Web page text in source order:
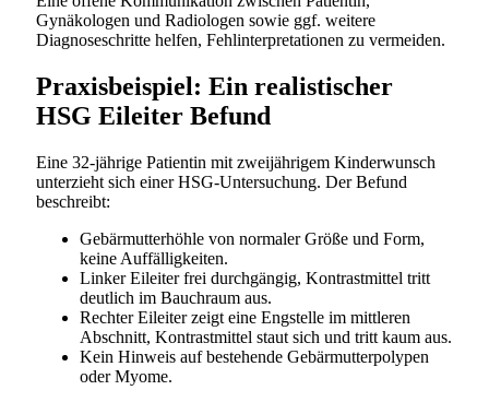
Gynäkologen und Radiologen sowie ggf. weitere
Diagnoseschritte helfen, Fehlinterpretationen zu vermeiden.
Praxisbeispiel: Ein realistischer
HSG Eileiter Befund
Eine 32-jährige Patientin mit zweijährigem Kinderwunsch
unterzieht sich einer HSG-Untersuchung. Der Befund
beschreibt:
Gebärmutterhöhle von normaler Größe und Form,
keine Auffälligkeiten.
Linker Eileiter frei durchgängig, Kontrastmittel tritt
deutlich im Bauchraum aus.
Rechter Eileiter zeigt eine Engstelle im mittleren
Abschnitt, Kontrastmittel staut sich und tritt kaum aus.
Kein Hinweis auf bestehende Gebärmutterpolypen
oder Myome.